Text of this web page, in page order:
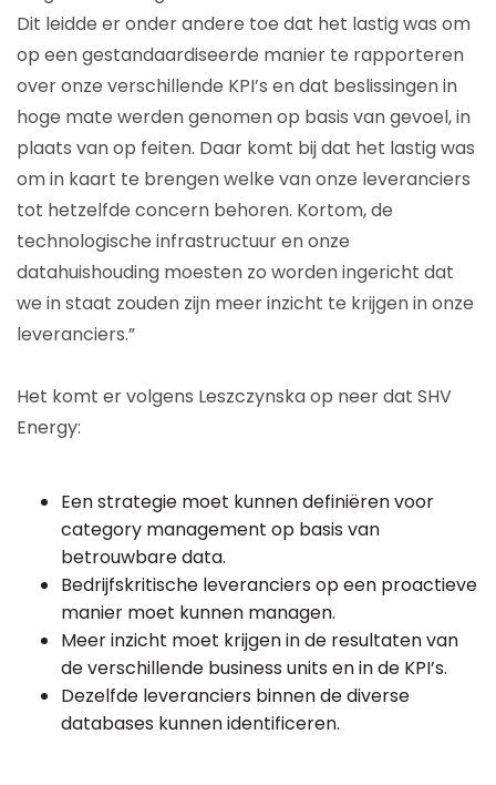
Dit leidde er onder andere toe dat het lastig was om
op een gestandaardiseerde manier te rapporteren
over onze verschillende KPI’s en dat beslissingen in
hoge mate werden genomen op basis van gevoel, in
plaats van op feiten. Daar komt bij dat het lastig was
om in kaart te brengen welke van onze leveranciers
tot hetzelfde concern behoren. Kortom, de
technologische infrastructuur en onze
datahuishouding moesten zo worden ingericht dat
we in staat zouden zijn meer inzicht te krijgen in onze
leveranciers.”
Het komt er volgens Leszczynska op neer dat SHV
Energy:
Een strategie moet kunnen definiëren voor
category management op basis van
betrouwbare data.
Bedrijfskritische leveranciers op een proactieve
manier moet kunnen managen.
Meer inzicht moet krijgen in de resultaten van
de verschillende business units en in de KPI’s.
Dezelfde leveranciers binnen de diverse
databases kunnen identificeren.